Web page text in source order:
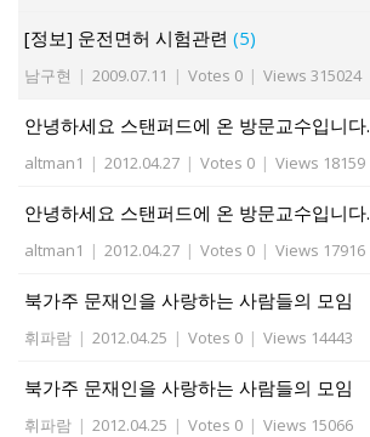
[정보] 운전면허 시험관련 (5)
남구현 | 2009.07.11 | Votes 0 | Views 315024
안녕하세요 스탠퍼드에 온 방문교수입니다.
altman1 | 2012.04.27 | Votes 0 | Views 18159
안녕하세요 스탠퍼드에 온 방문교수입니다.
altman1 | 2012.04.27 | Votes 0 | Views 17916
북가주 문재인을 사랑하는 사람들의 모임
휘파람 | 2012.04.25 | Votes 0 | Views 14443
북가주 문재인을 사랑하는 사람들의 모임
휘파람 | 2012.04.25 | Votes 0 | Views 15066